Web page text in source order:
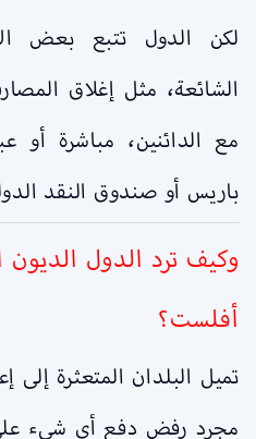
لكن الدول تتبع بعض
الشائعة، مثل إغلاق
مع الدائنين، مباشرة أو
باريس أو صندوق النقد
وكيف ترد الدول الديون
أفلست؟
تميل البلدان المتعثرة إلى
مجرد رفض دفع أي شيء